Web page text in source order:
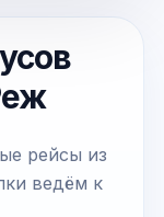
рейсы из
ведём к